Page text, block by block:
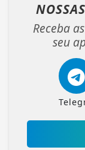
Receba
seu